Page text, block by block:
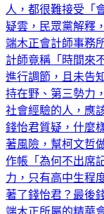
人，都很難接受「
疑雲，民眾黨解釋
端木正會計師事務
計師竟稱「時間來
進行調節，且未告
持在野、第三勢力
社會經驗的人，應
錢怡君質疑，什麼
著風險，幫柯文哲
作帳「為何不出席
力，只有高中生程
著了錢怡君？最後